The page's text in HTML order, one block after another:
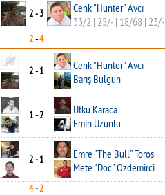
2 - 3
Cenk "Hunter" Avcı
33/2 | 25/- | 18/68 | 23/-
2-4
2 - 1
Cenk "Hunter" Avcı
Barış Bulgun
1 - 2
Utku Karaca
Emin Uzunlu
2 - 1
Emre "The Bull" Toros
Mete "Doc" Özdemirci
4-2